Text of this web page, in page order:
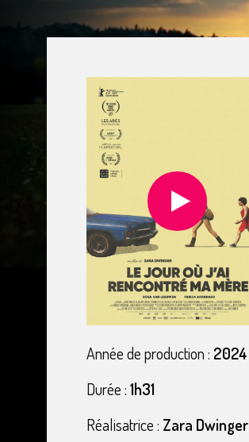
Année de production : 2024
Durée :1h31
Réalisatrice : Zara Dwinger